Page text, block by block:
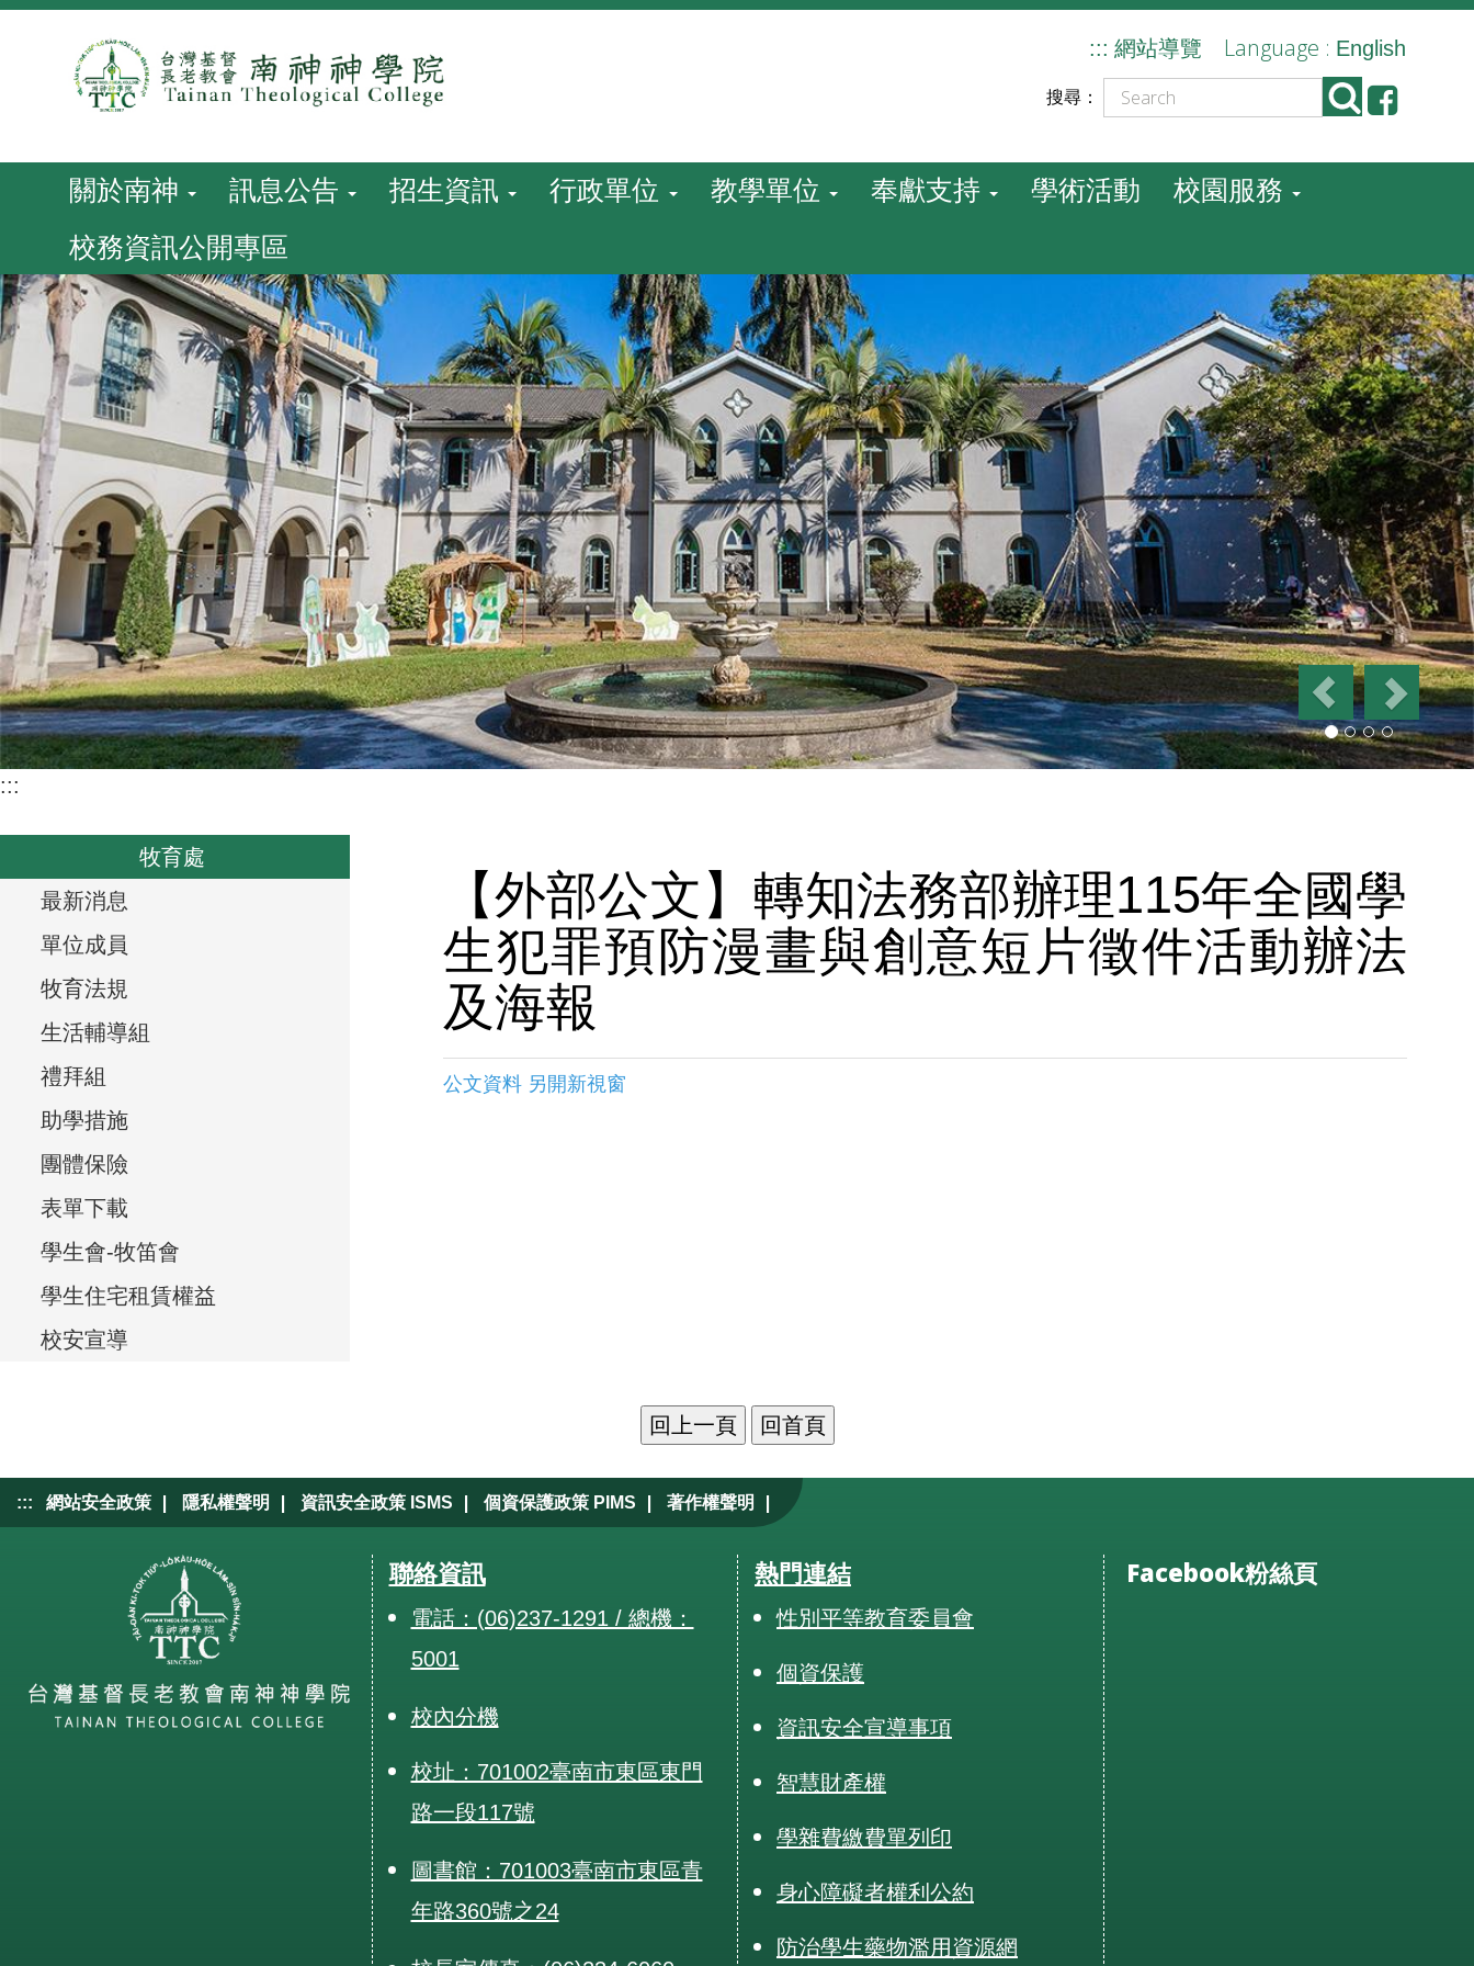
跳
::: 網站導覽 Language : English
搜尋：
關於南神 訊息公告 招生資訊 行政單位 教學單位 奉獻支持 學術活動
校園服務
校務資訊公開專區
P
r
e
v
N
e
x
t
:::
牧育處
T
r
e
e
v
i
e
w
,
最新消息
單位成員
牧育法規
生活輔導組
禮拜組
助學措施
團體保險
表單下載
學生會-牧笛會
學生住宅租賃權益
校安宣導
【外部公文】轉知法務部辦理115年全國學
生犯罪預防漫畫與創意短片徵件活動辦法
及海報
公文資料 另開新視窗
::: 網站安全政策 | 隱私權聲明 | 資訊安全政策 ISMS | 個資保護政策 PIMS | 著作權聲明 |
聯絡資訊
電話：(06)237-1291 / 總機：
5001
校內分機
校址：701002臺南市東區東門
路一段117號
圖書館：701003臺南市東區青
年路360號之24
熱門連結
性別平等教育委員會
個資保護
資訊安全宣導事項
智慧財產權
學雜費繳費單列印
身心障礙者權利公約
防治學生藥物濫用資源網
Facebook粉絲頁